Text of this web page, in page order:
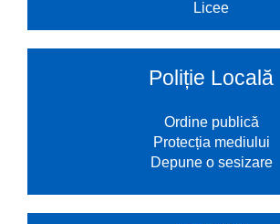
Licee
Poliție Locală
Ordine publică
Protecția mediului
Depune o sesizare